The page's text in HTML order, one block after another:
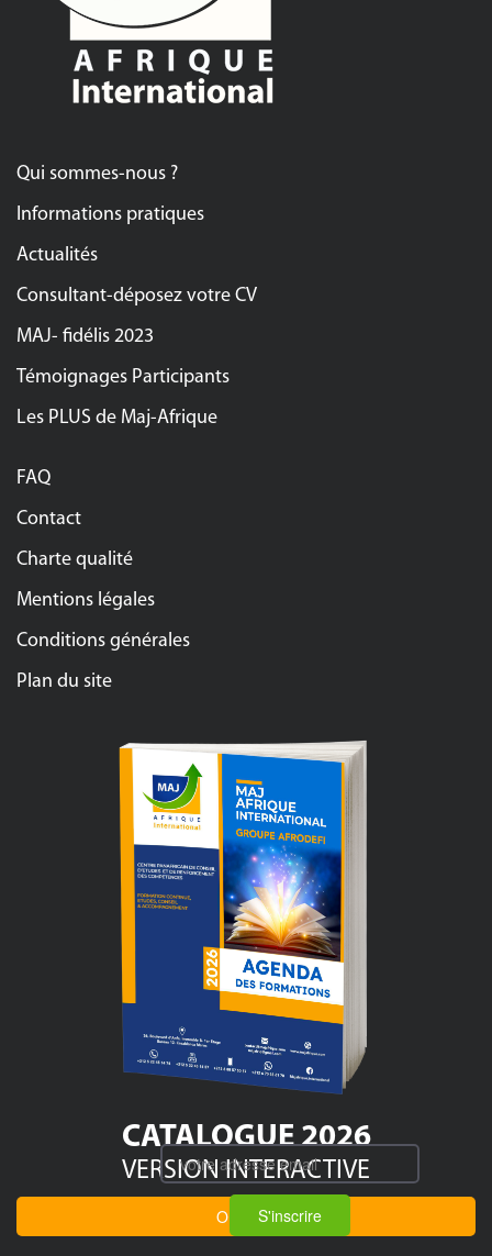
Qui sommes-nous ?
Informations pratiques
Actualités
Consultant-déposez votre CV
MAJ- fidélis 2023
Témoignages Participants
Les PLUS de Maj-Afrique
FAQ
Contact
Charte qualité
Mentions légales
Conditions générales
Plan du site
CATALOGUE 2026
VERSION INTERACTIVE
OUVRIRS'inscrire